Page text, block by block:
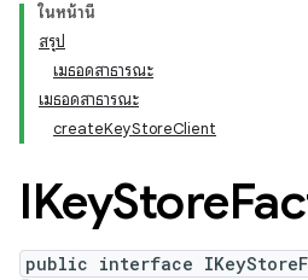
ในหน้านี้
สรุป
เมธอดสาธารณะ
เมธอดสาธารณะ
createKeyStoreClient
IKeyStore
public interface